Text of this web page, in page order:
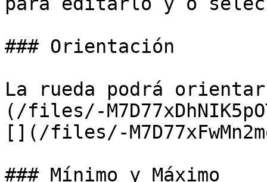
### Orientación
La rueda podrá
(/files/-
[](/files/-
### Mínimo y Máximo